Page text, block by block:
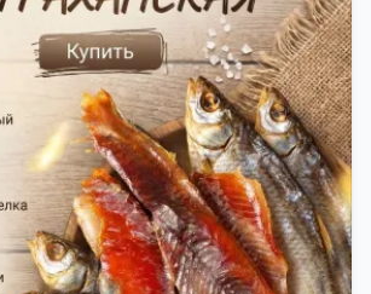
и современные технологии. Её
и это будет очень вкусно.